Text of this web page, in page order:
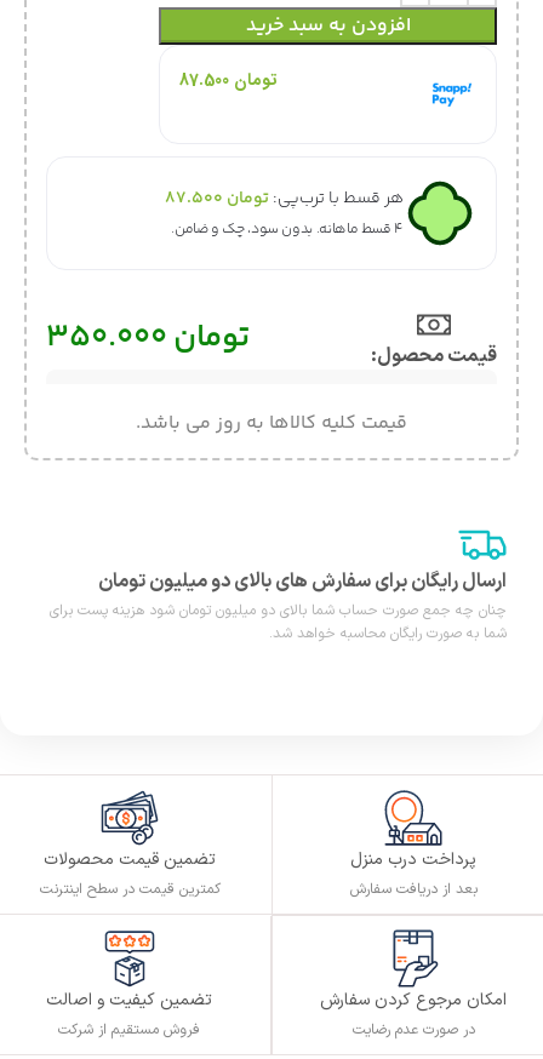
افزودن به سبد خرید
تومان
هر قسط با ترب‌پی:تومان
۴ قسط ماهانه. بدون سود، چک و ضامن.
قیمت محصول:​ تومان
قیمت کلیه کالاها به روز می باشد.
ارسال رایگان برای سفارش های بالای دو میلیون تومان
چنان چه جمع صورت حساب شما بالای دو میلیون تومان شود هزینه پست برای
شما به صورت رایگان محاسبه خواهد شد.
پرداخت درب منزل
بعد از دریافت سفارش
تضمین قیمت محصولات
کمترین قیمت در سطح اینترنت
امکان مرجوع کردن سفارش
در صورت عدم رضایت
تضمین کیفیت و اصالت
فروش مستقیم از شرکت